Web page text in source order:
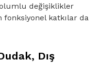
olumlu değişiklikler
fonksiyonel katkılar da
Dış